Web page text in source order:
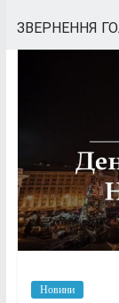
ЗВЕРНЕННЯ
Новини